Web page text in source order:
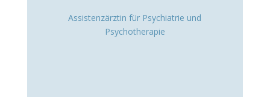
Assistenzärztin für Psychiatrie und
Psychotherapie